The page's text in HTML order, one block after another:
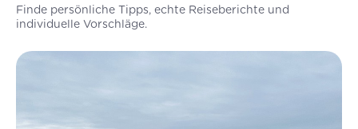
Finde persönliche Tipps, echte Reiseberichte und
individuelle Vorschläge.